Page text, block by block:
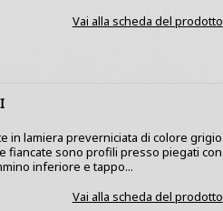
Vai alla scheda del prodotto
in lamiera preverniciata di colore grigio
fiancate sono profili presso piegati con
inferiore e tappo...
Vai alla scheda del prodotto